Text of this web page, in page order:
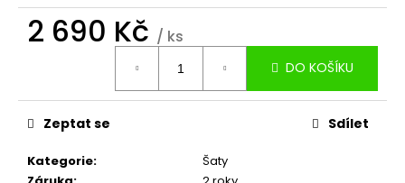
2 690 Kč / ks
DO KOŠÍKU
Kategorie:
Šaty
Zeptat se Sdílet
Kč